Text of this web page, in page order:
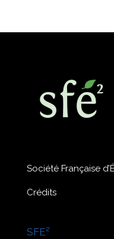
Société Française
Crédits
SFE²